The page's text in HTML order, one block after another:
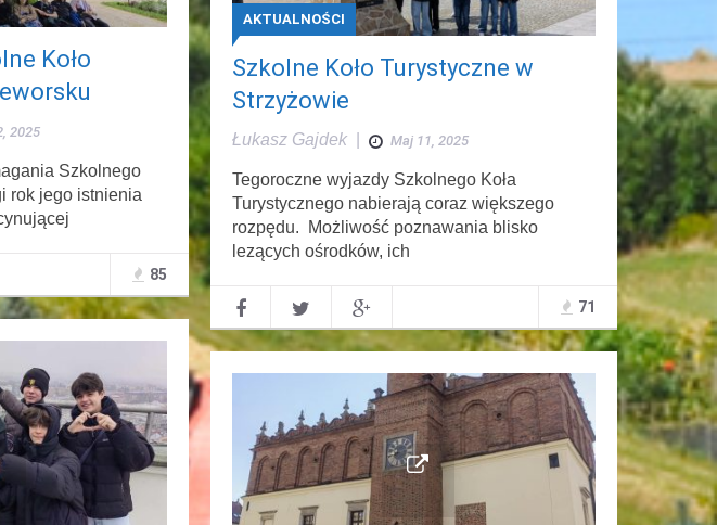
Koło
2025
Szkolnego
rok jego istnienia
85
AKTUALNOŚCI
Szkolne Koło Turystyczne w
Strzyżowie
Łukasz Gajdek Maj 11, 2025
Tegoroczne wyjazdy Szkolnego Koła
Turystycznego nabierają coraz większego
rozpędu. Możliwość poznawania blisko
lezących ośrodków, ich
71